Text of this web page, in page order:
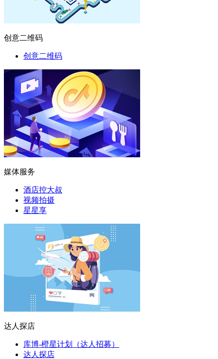
创意二维码
创意二维码
媒体服务
酒店控大叔
视频拍摄
星星享
达人探店
库博-橙星计划（达人招募）
达人探店